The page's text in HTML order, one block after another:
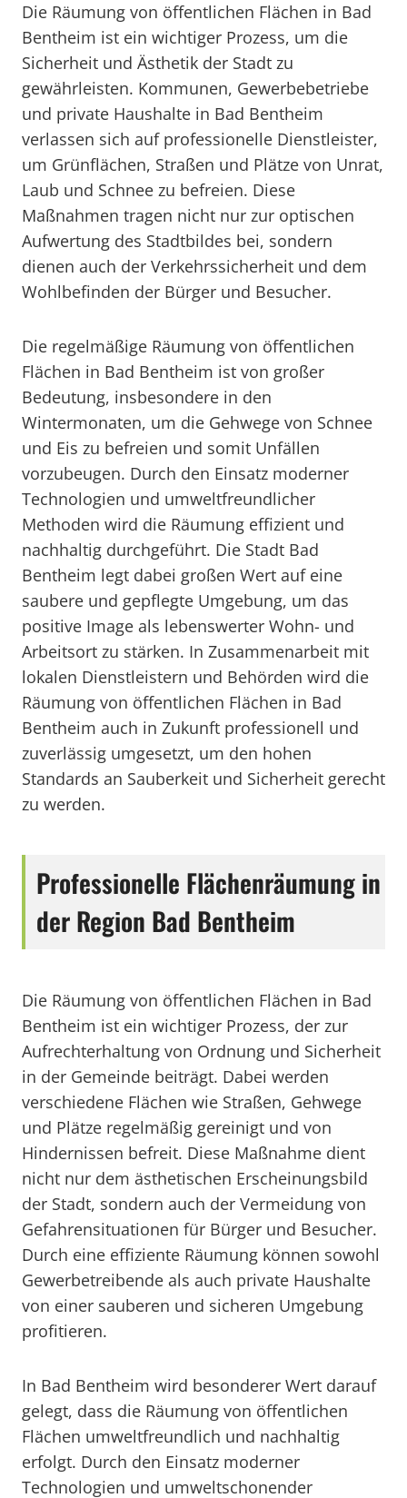
Die Räumung von öffentlichen Flächen in Bad
Bentheim ist ein wichtiger Prozess, um die
Sicherheit und Ästhetik der Stadt zu
gewährleisten. Kommunen, Gewerbebetriebe
und private Haushalte in Bad Bentheim
verlassen sich auf professionelle Dienstleister,
um Grünflächen, Straßen und Plätze von Unrat,
Laub und Schnee zu befreien. Diese
Maßnahmen tragen nicht nur zur optischen
Aufwertung des Stadtbildes bei, sondern
dienen auch der Verkehrssicherheit und dem
Wohlbefinden der Bürger und Besucher.
Die regelmäßige Räumung von öffentlichen
Flächen in Bad Bentheim ist von großer
Bedeutung, insbesondere in den
Wintermonaten, um die Gehwege von Schnee
und Eis zu befreien und somit Unfällen
vorzubeugen. Durch den Einsatz moderner
Technologien und umweltfreundlicher
Methoden wird die Räumung effizient und
nachhaltig durchgeführt. Die Stadt Bad
Bentheim legt dabei großen Wert auf eine
saubere und gepflegte Umgebung, um das
positive Image als lebenswerter Wohn- und
Arbeitsort zu stärken. In Zusammenarbeit mit
lokalen Dienstleistern und Behörden wird die
Räumung von öffentlichen Flächen in Bad
Bentheim auch in Zukunft professionell und
zuverlässig umgesetzt, um den hohen
Standards an Sauberkeit und Sicherheit gerecht
zu werden.
Professionelle Flächenräumung in
der Region Bad Bentheim
Die Räumung von öffentlichen Flächen in Bad
Bentheim ist ein wichtiger Prozess, der zur
Aufrechterhaltung von Ordnung und Sicherheit
in der Gemeinde beiträgt. Dabei werden
verschiedene Flächen wie Straßen, Gehwege
und Plätze regelmäßig gereinigt und von
Hindernissen befreit. Diese Maßnahme dient
nicht nur dem ästhetischen Erscheinungsbild
der Stadt, sondern auch der Vermeidung von
Gefahrensituationen für Bürger und Besucher.
Durch eine effiziente Räumung können sowohl
Gewerbetreibende als auch private Haushalte
von einer sauberen und sicheren Umgebung
profitieren.
In Bad Bentheim wird besonderer Wert darauf
gelegt, dass die Räumung von öffentlichen
Flächen umweltfreundlich und nachhaltig
erfolgt. Durch den Einsatz moderner
Technologien und umweltschonender